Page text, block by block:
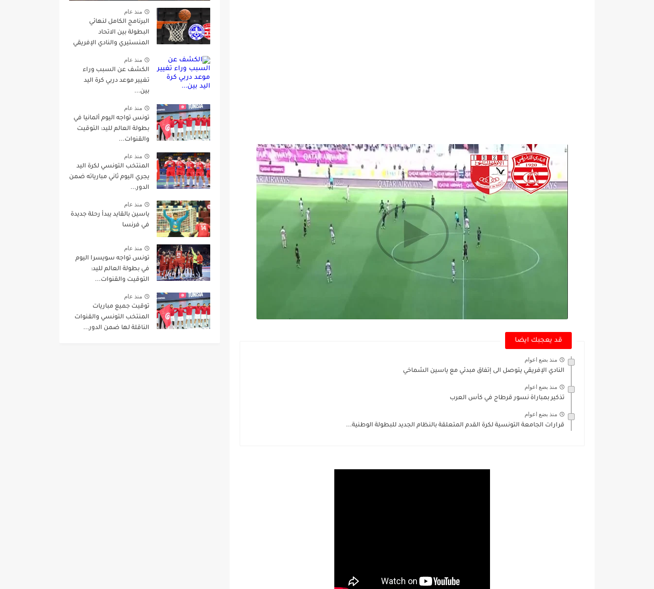
قد يعجبك ايضا
منذ بضع اعوام
النادي الإفريقي يتوصل الى إتفاق مبدئي مع ياسين الشماخي
منذ بضع اعوام
تذكير بمباراة نسور قرطاج في كأس العرب
منذ بضع اعوام
قرارات الجامعة التونسية لكرة القدم المتعلقة بالنظام الجديد للبطولة الوطنية...
منذ عام
البرنامج الكامل لنهائي
البطولة بين الاتحاد
المنستيري والنادي الإفريقي
منذ عام
الكشف عن السبب وراء
تغيير موعد دربي كرة اليد
بين...
منذ عام
تونس تواجه اليوم ألمانيا في
بطولة العالم لليد: التوقيت
والقنوات...
منذ عام
المنتخب التونسي لكرة اليد
يجري اليوم ثاني مبارياته ضمن
الدور...
منذ عام
ياسين بالقايد يبدأ رحلة جديدة
في فرنسا
منذ عام
تونس تواجه سويسرا اليوم
في بطولة العالم لليد:
التوقيت والقنوات...
منذ عام
توقيت جميع مباريات
المنتخب التونسي والقنوات
الناقلة لها ضمن الدور...